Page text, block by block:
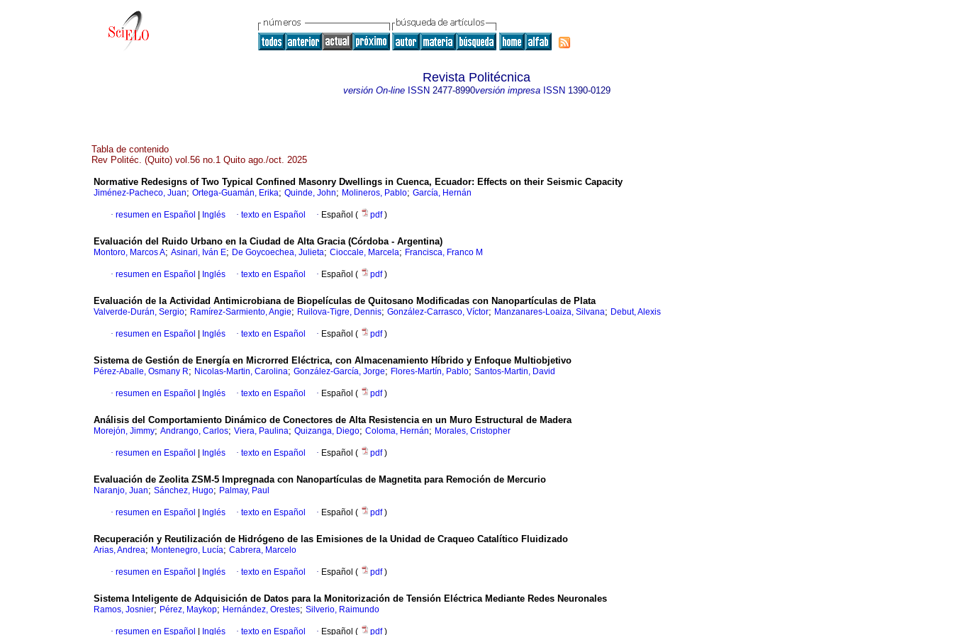
Revista Politécnica
versión On-lineISSN 2477-8990versión impresaISSN 1390-0129
Tabla de contenido
Rev Politéc. (Quito) vol.56 no.1 Quito ago./oct. 2025
Normative Redesigns of Two Typical Confined Masonry Dwellings in Cuenca, Ecuador: Effects on their Seismic Capacity
Jiménez-Pacheco, Juan; Ortega-Guamán, Erika; Quinde, John; Molineros, Pablo; García, Hernán
· resumen en Español Inglés · texto en Español · Español ( pdf)
Evaluación del Ruido Urbano en la Ciudad de Alta Gracia (Córdoba - Argentina)
Montoro, Marcos A; Asinari, Iván E; De Goycoechea, Julieta; Cioccale, Marcela; Francisca, Franco M
· resumen en Español Inglés · texto en Español · Español ( pdf)
Evaluación de la Actividad Antimicrobiana de Biopelículas de Quitosano Modificadas con Nanopartículas de Plata
Valverde-Durán, Sergio; Ramírez-Sarmiento, Angie; Ruilova-Tigre, Dennis; González-Carrasco, Víctor; Manzanares-Loaiza, Silvana; Debut, Alexis
· resumen en Español Inglés · texto en Español · Español ( pdf)
Sistema de Gestión de Energía en Microrred Eléctrica, con Almacenamiento Híbrido y Enfoque Multiobjetivo
Pérez-Aballe, Osmany R; Nicolas-Martin, Carolina; González-García, Jorge; Flores-Martín, Pablo; Santos-Martin, David
· resumen en Español Inglés · texto en Español · Español ( pdf)
Análisis del Comportamiento Dinámico de Conectores de Alta Resistencia en un Muro Estructural de Madera
Morejón, Jimmy; Andrango, Carlos; Viera, Paulina; Quizanga, Diego; Coloma, Hernán; Morales, Cristopher
· resumen en Español Inglés · texto en Español · Español ( pdf)
Evaluación de Zeolita ZSM-5 Impregnada con Nanopartículas de Magnetita para Remoción de Mercurio
Naranjo, Juan; Sánchez, Hugo; Palmay, Paul
· resumen en Español Inglés · texto en Español · Español ( pdf)
Recuperación y Reutilización de Hidrógeno de las Emisiones de la Unidad de Craqueo Catalítico Fluidizado
Arias, Andrea; Montenegro, Lucía; Cabrera, Marcelo
· resumen en Español Inglés · texto en Español · Español ( pdf)
Sistema Inteligente de Adquisición de Datos para la Monitorización de Tensión Eléctrica Mediante Redes Neuronales
Ramos, Josnier; Pérez, Maykop; Hernández, Orestes; Silverio, Raimundo
· resumen en Español Inglés · texto en Español · Español ( pdf)